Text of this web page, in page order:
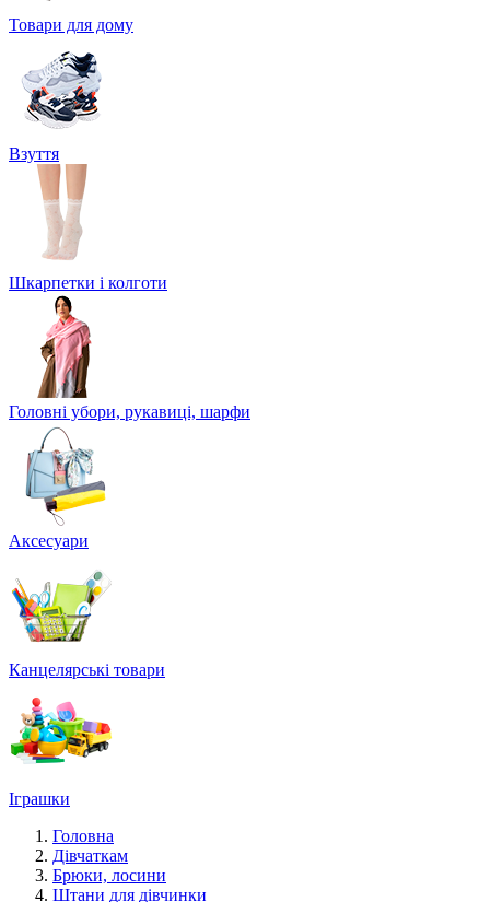
Товари для дому
Взуття
Шкарпетки і колготи
Головні убори, рукавиці, шарфи
Аксесуари
Канцелярські товари
Іграшки
Головна
Дівчаткам
Брюки, лосини
Штани для дівчинки